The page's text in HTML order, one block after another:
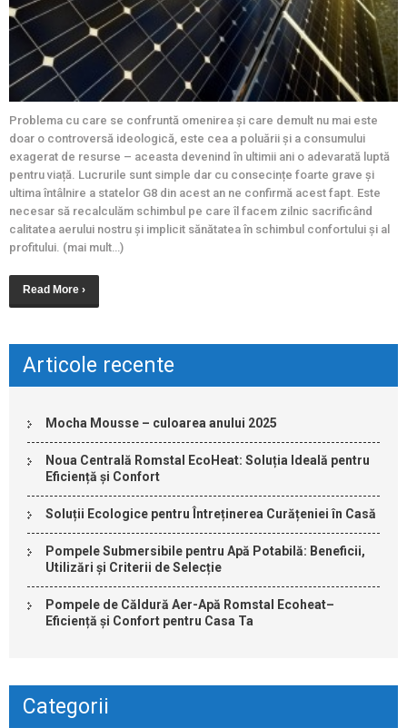
Problema cu care se confruntă omenirea și care demult nu mai este
doar o controversă ideologică, este cea a poluării și a consumului
exagerat de resurse – aceasta devenind în ultimii ani o adevarată luptă
pentru viață. Lucrurile sunt simple dar cu consecințe foarte grave și
ultima întâlnire a statelor G8 din acest an ne confirmă acest fapt. Este
necesar să recalculăm schimbul pe care îl facem zilnic sacrificând
calitatea aerului nostru și implicit sănătatea în schimbul confortului și al
profitului. (mai mult…)
Read More ›
Articole recente
Mocha Mousse – culoarea anului 2025
Noua Centrală Romstal EcoHeat: Soluția Ideală pentru
Eficiență și Confort
Soluții Ecologice pentru Întreținerea Curățeniei în Casă
Pompele Submersibile pentru Apă Potabilă: Beneficii,
Utilizări și Criterii de Selecție
Pompele de Căldură Aer-Apă Romstal Ecoheat–
Eficiență și Confort pentru Casa Ta
Categorii